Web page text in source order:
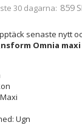
30 dagarna 859
senaste nytt
Omnia
Ugn